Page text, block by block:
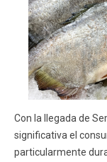
Con la llegada de
significativa el
particularmente